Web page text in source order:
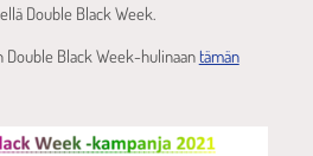
Double Black Week.
Double Black Week-hulinaantämän